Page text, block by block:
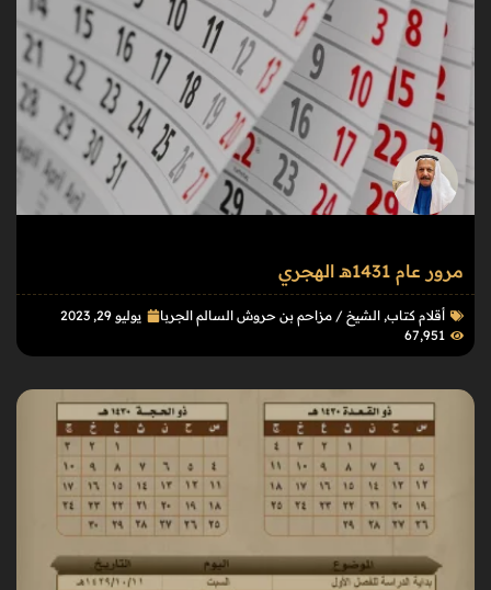
مرور عام 1431هـ الهجري
أقلام كتاب, الشيخ / مزاحم بن حروش السالم الجربا
يوليو 29, 2023
67٬951